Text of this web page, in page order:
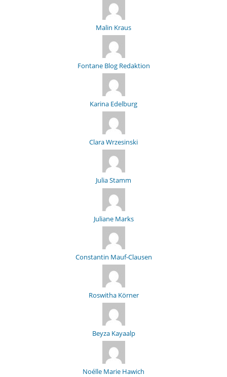
Malin Kraus
Fontane Blog Redaktion
Karina Edelburg
Clara Wrzesinski
Julia Stamm
Juliane Marks
Constantin Mauf-Clausen
Roswitha Körner
Beyza Kayaalp
Noélle Marie Hawich